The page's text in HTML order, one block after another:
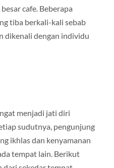
cafe. Beberapa
tiba berkali-kali sebab
dikenali dengan individu
menjadi jati diri
sudutnya, pengunjung
ikhlas dan kenyamanan
tempat lain. Berikut